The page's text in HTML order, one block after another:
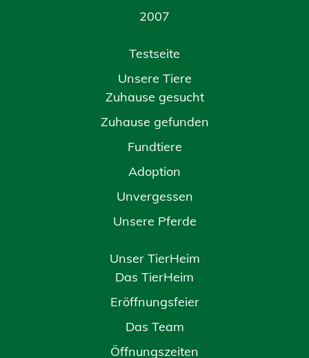
2007
Testseite
Unsere Tiere
Zuhause gesucht
Zuhause gefunden
Fundtiere
Adoption
Unvergessen
Unsere Pferde
Unser TierHeim
Das TierHeim
Eröffnungsfeier
Das Team
Öffnungszeiten